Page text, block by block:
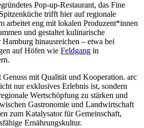
Pop-up-Restaurant, das Fine
trifft hier auf regionale
arbeitet eng mit lokalen Produzent*innen
und gestaltet kulinarische
Hamburg hinausreichen – etwa bei
auf Höfen wie Feldgang in
mit Qualität und Kooperation. arc
nur exklusives Erlebnis ist, sondern
Wertschöpfung zu stärken und
Gastronomie und Landwirtschaft
zum Katalysator für Gemeinschaft,
Ernährungskultur.